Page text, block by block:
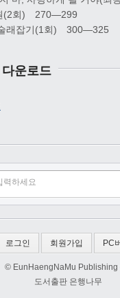
(2회) 270―299
래잡기(1회) 300―325
운로드
로그인 회원가입 PC
© EunHaengNaMu Publishing
도서출판 은행나무